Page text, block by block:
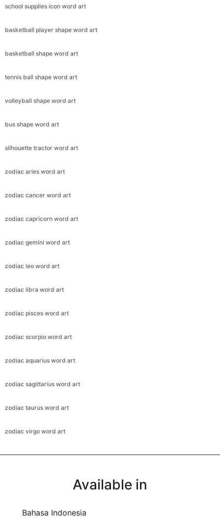
school supplies icon word art
basketball player shape word art
basketball shape word art
tennis ball shape word art
volleyball shape word art
bus shape word art
silhouette tractor word art
zodiac aries word art
zodiac cancer word art
zodiac capricorn word art
zodiac gemini word art
zodiac leo word art
zodiac libra word art
zodiac pisces word art
zodiac scorpio word art
zodiac aquarius word art
zodiac sagittarius word art
zodiac taurus word art
zodiac virgo word art
Available in
Bahasa Indonesia